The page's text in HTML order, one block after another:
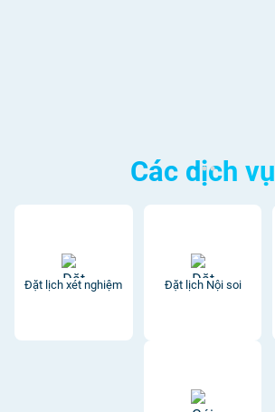
Các dịch vụ
Đặt lịch xét nghiệm Đặt lịch Nội soi